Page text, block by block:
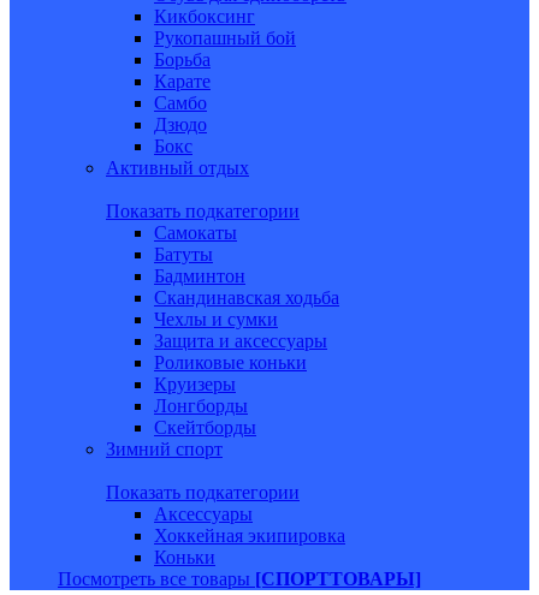
Кикбоксинг
Рукопашный бой
Борьба
Карате
Самбо
Дзюдо
Бокс
Активный отдых
Показать подкатегории
Самокаты
Батуты
Бадминтон
Скандинавская ходьба
Чехлы и сумки
Защита и аксессуары
Роликовые коньки
Круизеры
Лонгборды
Скейтборды
Зимний спорт
Показать подкатегории
Аксессуары
Хоккейная экипировка
Коньки
Посмотреть все товары [СПОРТТОВАРЫ]